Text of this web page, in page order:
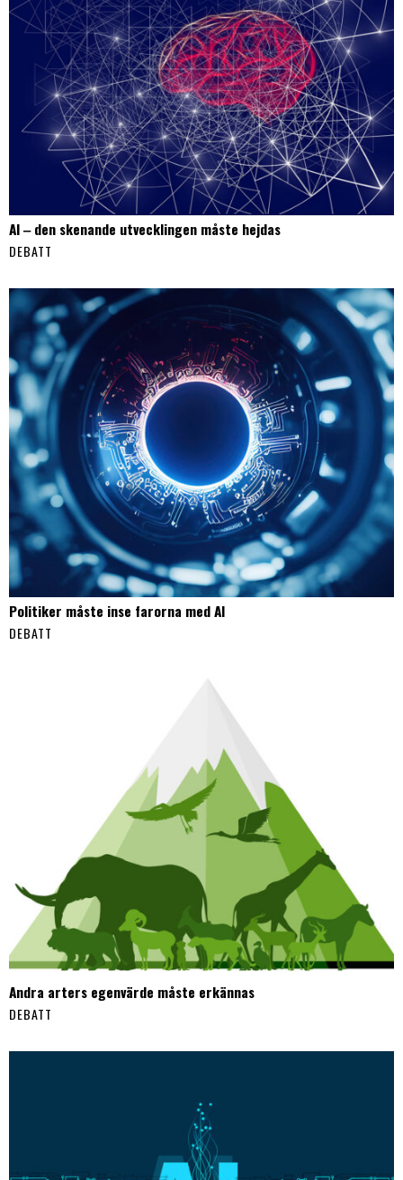
AI ‒ den skenande utvecklingen måste hejdas
DEBATT
Politiker måste inse farorna med AI
DEBATT
Andra arters egenvärde måste erkännas
DEBATT